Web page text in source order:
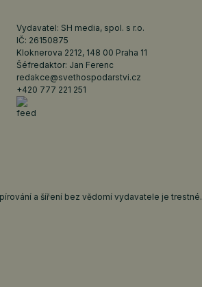
Vydavatel: SH media, spol. s r.o.
IČ: 26150875
Kloknerova 2212, 148 00 Praha 11
Šéfredaktor: Jan Ferenc
redakce@svethospodarstvi.cz
+420 777 221 251
a šíření bez vědomí vydavatele je trestné.